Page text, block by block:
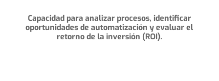
Capacidad para analizar procesos, identificar
oportunidades de automatización y evaluar el
retorno de la inversión (ROI).